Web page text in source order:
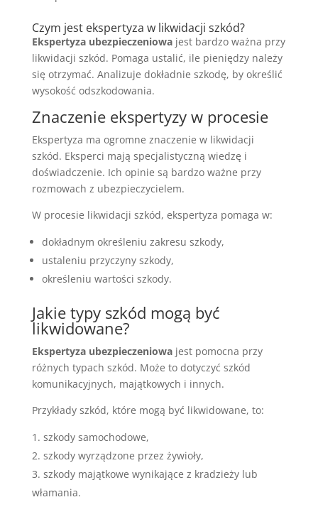
Czym jest ekspertyza w likwidacji szkód?
Ekspertyza ubezpieczeniowajest bardzo ważna przy
likwidacji szkód. Pomaga ustalić, ile pieniędzy należy
się otrzymać. Analizuje dokładnie szkodę, by określić
wysokość odszkodowania.
Znaczenie ekspertyzy w procesie
Ekspertyza ma ogromne znaczenie w likwidacji
szkód. Eksperci mają specjalistyczną wiedzę i
doświadczenie. Ich opinie są bardzo ważne przy
rozmowach z ubezpieczycielem.
W procesie likwidacji szkód, ekspertyza pomaga w:
dokładnym określeniu zakresu szkody,
ustaleniu przyczyny szkody,
określeniu wartości szkody.
Jakie typy szkód mogą być
likwidowane?
Ekspertyza ubezpieczeniowajest pomocna przy
różnych typach szkód. Może to dotyczyć szkód
komunikacyjnych, majątkowych i innych.
Przykłady szkód, które mogą być likwidowane, to:
szkody samochodowe,
szkody wyrządzone przez żywioły,
szkody majątkowe wynikające z kradzieży lub
włamania.